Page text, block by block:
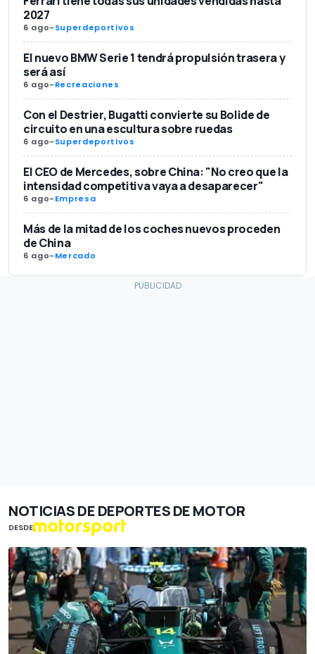
2027
6 ago-Superdeportivos
El nuevo BMW Serie 1 tendrá propulsión trasera y
será así
6 ago-Recreaciones
Con el Destrier, Bugatti convierte su Bolide de
circuito en una escultura sobre ruedas
6 ago-Superdeportivos
El CEO de Mercedes, sobre China: "No creo que la
intensidad competitiva vaya a desaparecer"
6 ago-Empresa
Más de la mitad de los coches nuevos proceden
de China
6 ago-Mercado
NOTICIAS DE DEPORTES DE MOTOR
DESDE